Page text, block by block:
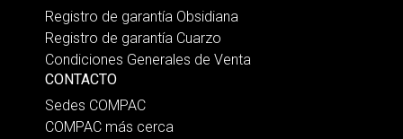
Registro de garantía Obsidiana
Registro de garantía Cuarzo
Condiciones Generales de Venta
CONTACTO
Sedes COMPAC
COMPAC más cerca